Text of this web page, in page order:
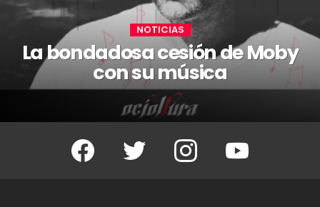
NOTICIAS
La bondadosa cesión de Moby
con su música
Facebook Twitter Instagram Youtube